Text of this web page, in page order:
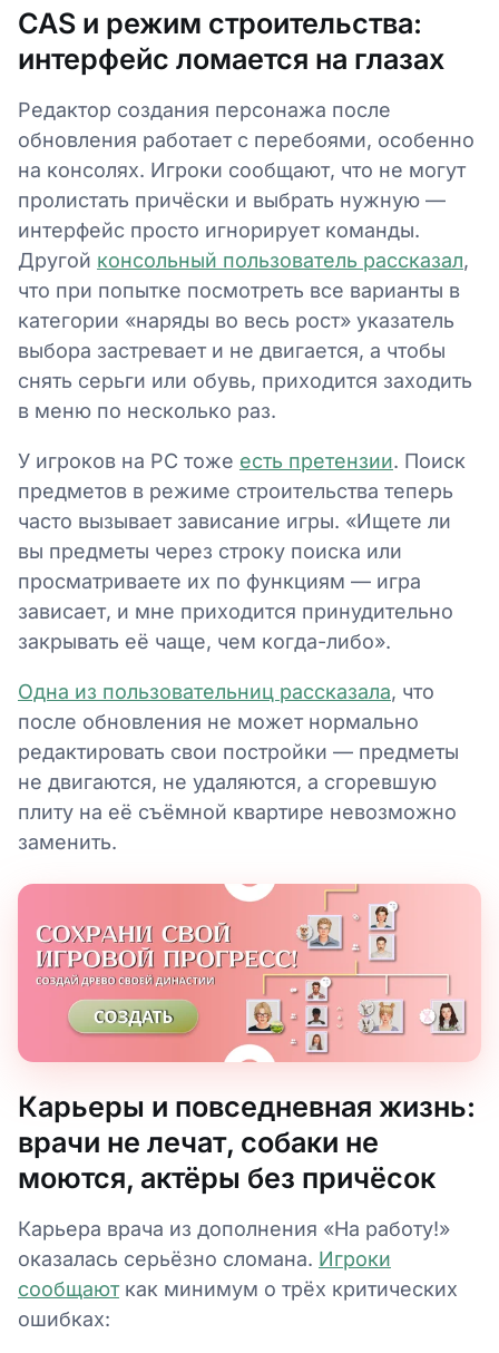
CAS и режим строительства:
интерфейс ломается на глазах
Редактор создания персонажа после
обновления работает с перебоями, особенно
на консолях. Игроки сообщают, что не могут
пролистать причёски и выбрать нужную —
интерфейс просто игнорирует команды.
Другой консольный пользователь рассказал,
что при попытке посмотреть все варианты в
категории «наряды во весь рост» указатель
выбора застревает и не двигается, а чтобы
снять серьги или обувь, приходится заходить
в меню по несколько раз.
У игроков на PC тоже есть претензии. Поиск
предметов в режиме строительства теперь
часто вызывает зависание игры. «Ищете ли
вы предметы через строку поиска или
просматриваете их по функциям — игра
зависает, и мне приходится принудительно
закрывать её чаще, чем когда-либо».
Одна из пользовательниц рассказала, что
после обновления не может нормально
редактировать свои постройки — предметы
не двигаются, не удаляются, а сгоревшую
плиту на её съёмной квартире невозможно
заменить.
Карьеры и повседневная жизнь:
врачи не лечат, собаки не
моются, актёры без причёсок
Карьера врача из дополнения «На работу!»
оказалась серьёзно сломана. Игроки
сообщаюткак минимум о трёх критических
ошибках: